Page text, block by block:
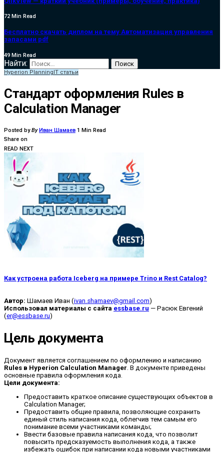
72 Min Read
Бесплатно скачать диплом на тему Автоматизация управления
запасами pdf
49 Min Read
Найти:
Hyperion PlanningIT статьи
Стандарт оформления Rules в
Calculation Manager
Posted by ByИван Шамаев 1 Min Read
Share on
READ NEXT
Как устроена работа Iceberg на примере Trino и Rest Catalog?
Автор: Шамаев Иван (ivan.shamaev@gmail.com)
Использовал материалы с сайта essbase.ru — Расюк Евгений
(er@essbase.ru)
Цель документа
Документ является соглашением по оформлению и написанию
Rules в Hyperion Calculation Manager . В документе приведены
основные правила оформления кода.
Цели документа:
Предоставить краткое описание существующих объектов в
Calculation Manager;
Предоставить общие правила, позволяющие сохранить
единый стиль написания кода, облегчив тем самым его
понимание всеми участниками команды;
Ввести базовые правила написания кода, что позволит
повысить предсказуемость выполнения кода, а также
избежать ошибок при написании кода новыми участниками